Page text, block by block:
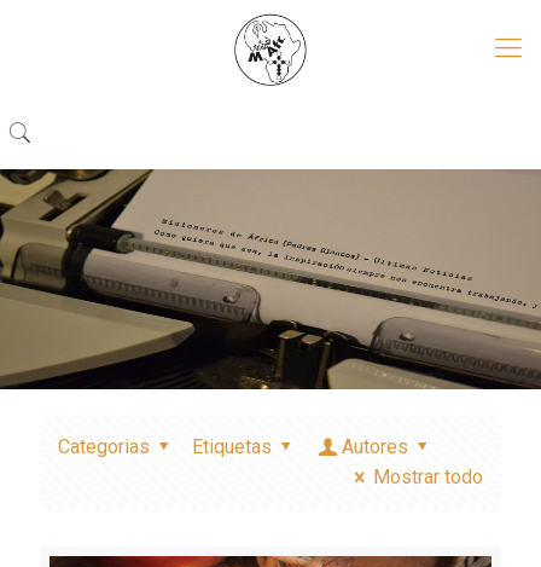
Categorias Etiquetas
Autores
Mostrar todo